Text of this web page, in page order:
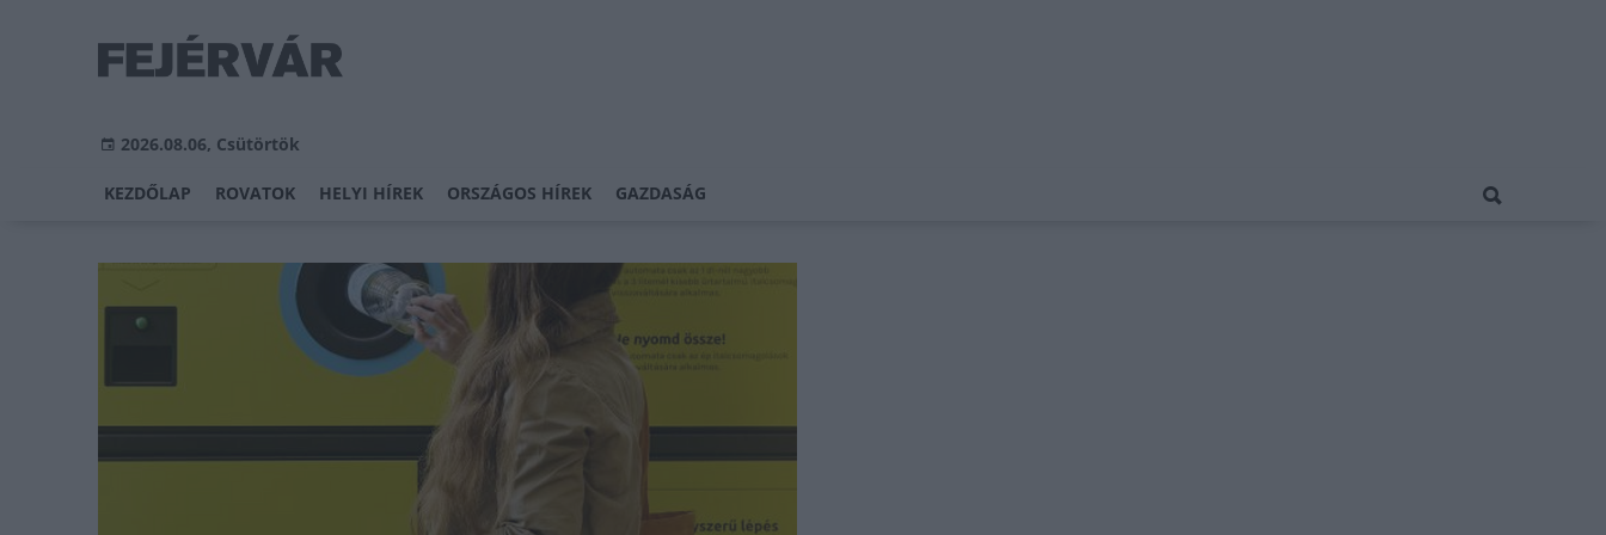
2026.08.06, Csütörtök
KEZDŐLAP ROVATOK HELYI HÍREK ORSZÁGOS HÍREK GAZDASÁG